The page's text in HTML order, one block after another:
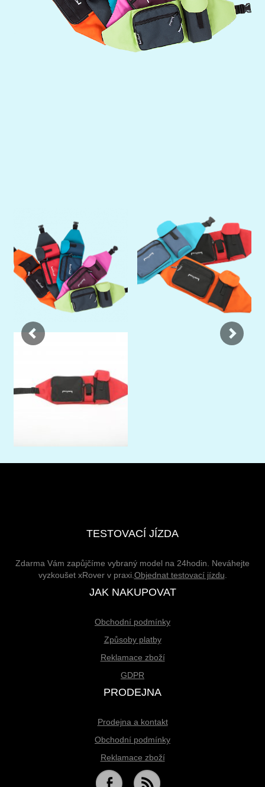
TESTOVACÍ JÍZDA
Zdarma Vám zapůjčíme vybraný model na 24hodin. Neváhejte
vyzkoušet xRover v praxi. Objednat testovací jízdu
JAK NAKUPOVAT
Obchodní podmínky
Způsoby platby
Reklamace zboží
GDPR
PRODEJNA
Prodejna a kontakt
Obchodní podmínky
Reklamace zboží